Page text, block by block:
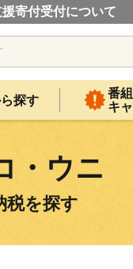
寄付受付について
探す
番
キ
・ウニ
税を探す